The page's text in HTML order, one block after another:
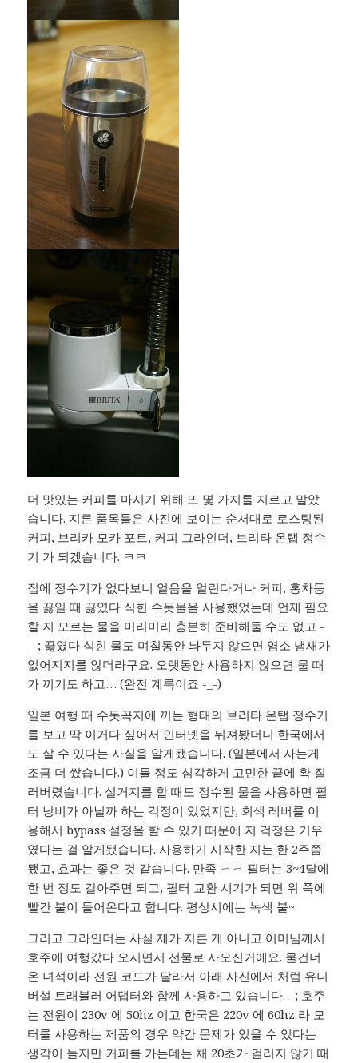
더 맛있는 커피를 마시기 위해 또 몇 가지를 지르고 말았
습니다. 지른 품목들은 사진에 보이는 순서대로 로스팅된
커피, 브리카 모카 포트, 커피 그라인더, 브리타 온탭 정수
기 가 되겠습니다. ㅋㅋ
집에 정수기가 없다보니 얼음을 얼린다거나 커피, 홍차등
을 끓일 때 끓였다 식힌 수돗물을 사용했었는데 언제 필요
할 지 모르는 물을 미리미리 충분히 준비해둘 수도 없고 -
_-; 끓였다 식힌 물도 며칠동안 놔두지 않으면 염소 냄새가
없어지지를 않더라구요. 오랫동안 사용하지 않으면 물 때
가 끼기도 하고… (완전 계륵이죠 -_-)
일본 여행 때 수돗꼭지에 끼는 형태의 브리타 온탭 정수기
를 보고 딱 이거다 싶어서 인터넷을 뒤져봤더니 한국에서
도 살 수 있다는 사실을 알게됐습니다. (일본에서 사는게
조금 더 쌌습니다.) 이틀 정도 심각하게 고민한 끝에 확 질
러버렸습니다. 설거지를 할 때도 정수된 물을 사용하면 필
터 낭비가 아닐까 하는 걱정이 있었지만, 회색 레버를 이
용해서 bypass 설정을 할 수 있기 때문에 저 걱정은 기우
였다는 걸 알게됐습니다. 사용하기 시작한 지는 한 2주쯤
됐고, 효과는 좋은 것 같습니다. 만족 ㅋㅋ 필터는 3~4달에
한 번 정도 갈아주면 되고, 필터 교환 시기가 되면 위 쪽에
빨간 불이 들어온다고 합니다. 평상시에는 녹색 불~
그리고 그라인더는 사실 제가 지른 게 아니고 어머님께서
호주에 여행갔다 오시면서 선물로 사오신거에요. 물건너
온 녀석이라 전원 코드가 달라서 아래 사진에서 처럼 유니
버설 트래블러 어댑터와 함께 사용하고 있습니다. –; 호주
는 전원이 230v 에 50hz 이고 한국은 220v 에 60hz 라 모
터를 사용하는 제품의 경우 약간 문제가 있을 수 있다는
생각이 들지만 커피를 가는데는 채 20초가 걸리지 않기 때